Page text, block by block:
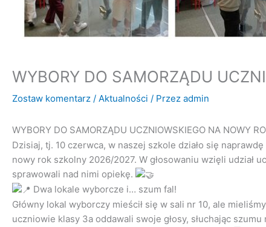
WYBORY DO SAMORZĄDU
Zostaw komentarz / Aktualności / Przez admin
WYBORY DO SAMORZĄDU UCZNIOWSKIEGO NA NOWY
Dzisiaj, tj. 10 czerwca, w naszej szkole działo się
nowy rok szkolny 2026/2027. W głosowaniu wzięli udział
sprawowali nad nimi opiekę.
Dwa lokale wyborcze i… szum fal!
Główny lokal wyborczy mieścił się w sali nr 10, ale
uczniowie klasy 3a oddawali swoje głosy, słuchając